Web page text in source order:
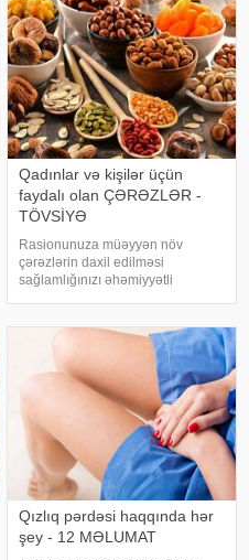
keçid dövrlərində biloji saatın
pozulmas
Qadınlar və kişilər üçün
faydalı olan ÇƏRƏZLƏR -
TÖVSİYƏ
Rasionunuza müəyyən növ
çərəzlərin daxil edilməsi
sağlamlığınızı əhəmiyyətli
badam, fındıq yeməyi məsləhət
görür. Şam fıstığı və badam dəri
üçün faydalı olan çoxl
Qızlıq pərdəsi haqqında hər
şey - 12 MƏLUMAT